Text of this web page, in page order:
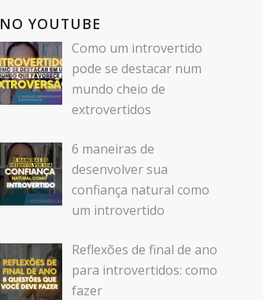
NO YOUTUBE
Como um introvertido
pode se destacar num
mundo cheio de
extrovertidos
6 maneiras de
desenvolver sua
confiança natural como
um introvertido
Reflexões de final de ano
para introvertidos: como
fazer